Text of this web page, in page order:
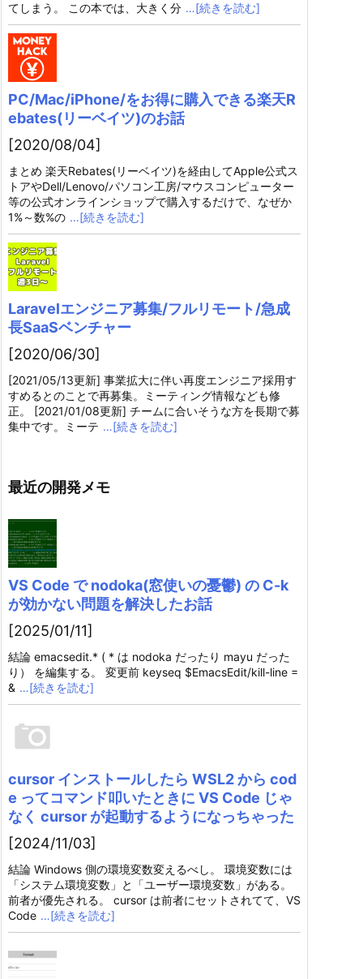
てしまう。 この本では、大きく分 …[続きを読む]
PC/Mac/iPhone/をお得に購入できる楽天R
ebates(リーベイツ)のお話
[2020/08/04]
まとめ 楽天Rebates(リーベイツ)を経由してApple公式ス
トアやDell/Lenovo/パソコン工房/マウスコンピューター
等の公式オンラインショップで購入するだけで、なぜか
1%～数%の …[続きを読む]
Laravelエンジニア募集/フルリモート/急成
長SaaSベンチャー
[2020/06/30]
[2021/05/13更新] 事業拡大に伴い再度エンジニア採用す
すめるとのことで再募集。ミーティング情報なども修
正。 [2021/01/08更新] チームに合いそうな方を長期で募
集中です。ミーテ …[続きを読む]
最近の開発メモ
VS Code で nodoka(窓使いの憂鬱) の C-k
が効かない問題を解決したお話
[2025/01/11]
結論 emacsedit.* ( * は nodoka だったり mayu だった
り） を編集する。 変更前 keyseq $EmacsEdit/kill-line =
& …[続きを読む]
cursor インストールしたら WSL2 から cod
e ってコマンド叩いたときに VS Code じゃ
なく cursor が起動するようになっちゃった
[2024/11/03]
結論 Windows 側の環境変数変えるべし。 環境変数には
「システム環境変数」と「ユーザー環境変数」がある。
前者が優先される。 cursor は前者にセットされてて、VS
Code …[続きを読む]